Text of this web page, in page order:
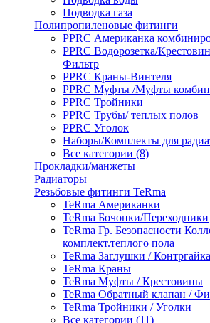
Подводка газа
Полипропиленовые фитинги
PPRC Американка
PPRC Водорозетка/
Фильтр
PPRC Краны-Винтеля
PPRC Муфты /Муфты
PPRC Тройники
PPRC Трубы/ теплых полов
PPRC Уголок
Наборы/Комплекты для
Все категории (8)
Прокладки/манжеты
Радиаторы
Резьбовые фитинги TeRma
TeRma Американки
TeRma Бочонки/Переходники
TeRma Гр. Безопасности
комплект.теплого пола
TeRma Заглушки / Контргайка
TeRma Краны
TeRma Муфты / Крестовины
TeRma Обратный клапан /
TeRma Тройники / Уголки
Все категории (11)